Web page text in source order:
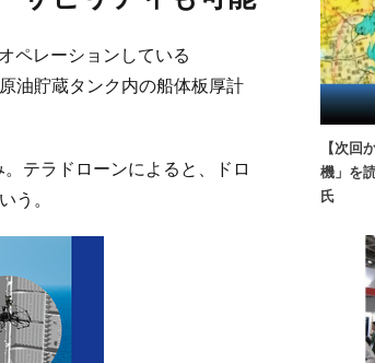
ペレーションしている
油貯蔵タンク内の船体板厚計
テラドローンによると、ドロ
う。
【次回
機」を
氏